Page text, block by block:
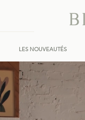
LES NOUVEAUTÉS